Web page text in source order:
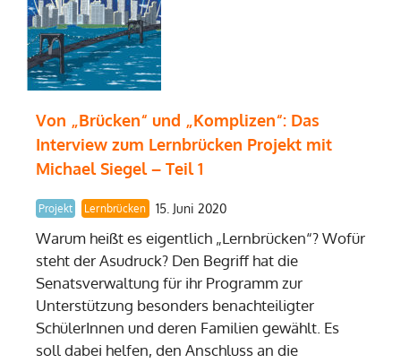
Von „Brücken“ und „Komplizen“: Das
Interview zum Lernbrücken Projekt mit
Michael Siegel – Teil 1
Projekt Lernbrücken 15. Juni 2020
Warum heißt es eigentlich „Lernbrücken“? Wofür
steht der Asudruck? Den Begriff hat die
Senatsverwaltung für ihr Programm zur
Unterstützung besonders benachteiligter
SchülerInnen und deren Familien gewählt. Es
soll dabei helfen, den Anschluss an die